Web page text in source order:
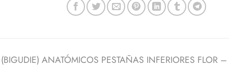
ANATÓMICOS PESTAÑAS INFERIORES FLOR